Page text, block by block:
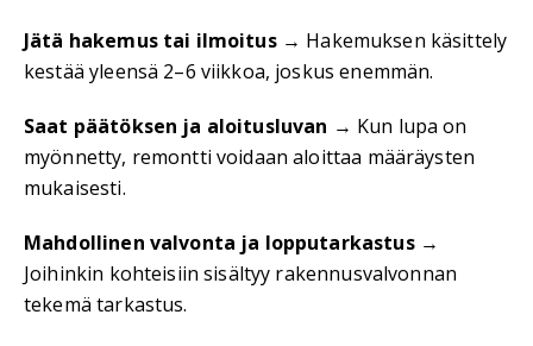
Jätä hakemus tai ilmoitus→ Hakemuksen käsittely
kestää yleensä 2–6 viikkoa, joskus enemmän.
Saat päätöksen ja aloitusluvan → Kun lupa on
myönnetty, remontti voidaan aloittaa määräysten
mukaisesti.
Mahdollinen valvonta ja lopputarkastus→
Joihinkin kohteisiin sisältyy rakennusvalvonnan
tekemä tarkastus.